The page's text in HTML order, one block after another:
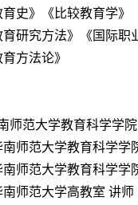
史》《比较教育学》
研究方法》《国际
方法论》
范大学教育科学学
师范大学教育科学学
师范大学教育科学学
师范大学高教室 讲师